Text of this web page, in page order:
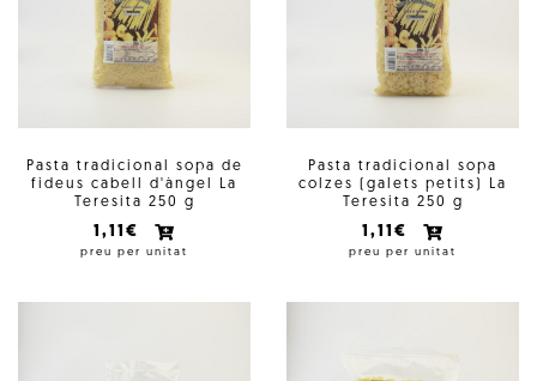
Pasta tradicional sopa de
fideus cabell d'àngel La
Teresita 250 g
1,11€
preu per unitat
Pasta tradicional sopa
colzes (galets petits) La
Teresita 250 g
1,11€
preu per unitat